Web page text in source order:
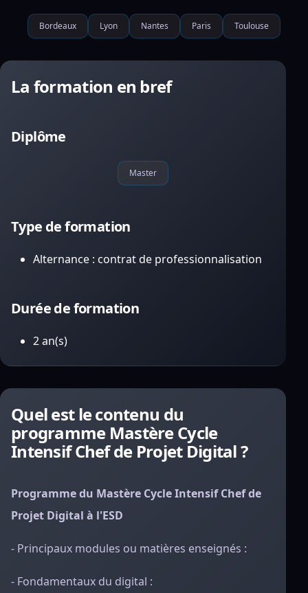
Bordeaux Lyon Nantes Paris Toulouse
La formation en bref
Diplôme
Master
Type de formation
Alternance : contrat de professionnalisation
Durée de formation
2 an(s)
Quel est le contenu du
programme Mastère Cycle
Intensif Chef de Projet Digital ?
Programme du Mastère Cycle Intensif Chef de
Projet Digital à l'ESD
- Principaux modules ou matières enseignés :
- Fondamentaux du digital :